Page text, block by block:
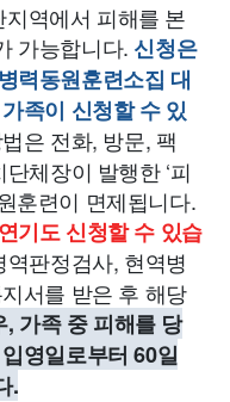
역에서 피해를 본
가능합니다. 신청은
력동원훈련소집 대
족이 신청할 수 있
은 전화, 방문, 팩
체장이 발행한 ‘피
훈련이 면제됩니다.
기도 신청할 수 있습
판정검사, 현역병
서를 받은 후 해당
, 가족 중 피해를 당
영일로부터 60일
.